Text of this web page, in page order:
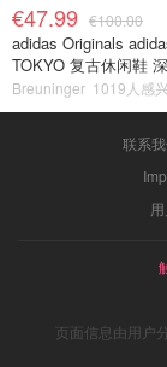
€47.99 €100.00
adidas Originals
TOKYO 复古休闲鞋
Breuninger 1019人感
联系
页面信息由用户